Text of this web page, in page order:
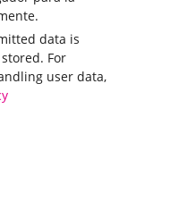
data is
For
user data,